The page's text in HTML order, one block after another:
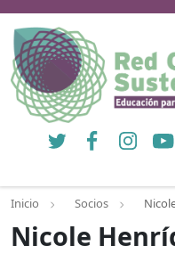
Twitter FacebookInstagram
Inicio Socios
Nicole